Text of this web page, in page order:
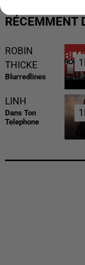
RÉCEMMENT
ROBIN
THICKE
Blurredlines
LINH
Dans Ton
Telephone